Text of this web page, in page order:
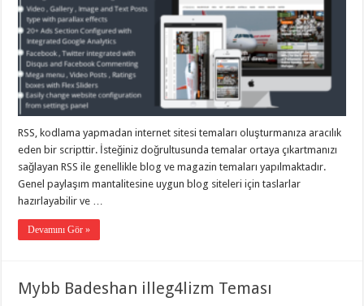
RSS, kodlama yapmadan internet sitesi temaları oluşturmanıza aracılık
eden bir scripttir. İsteğiniz doğrultusunda temalar ortaya çıkartmanızı
sağlayan RSS ile genellikle blog ve magazin temaları yapılmaktadır.
Genel paylaşım mantalitesine uygun blog siteleri için taslarlar
hazırlayabilir ve …
Devamını Gör »
Mybb Badeshan illeg4lizm Teması